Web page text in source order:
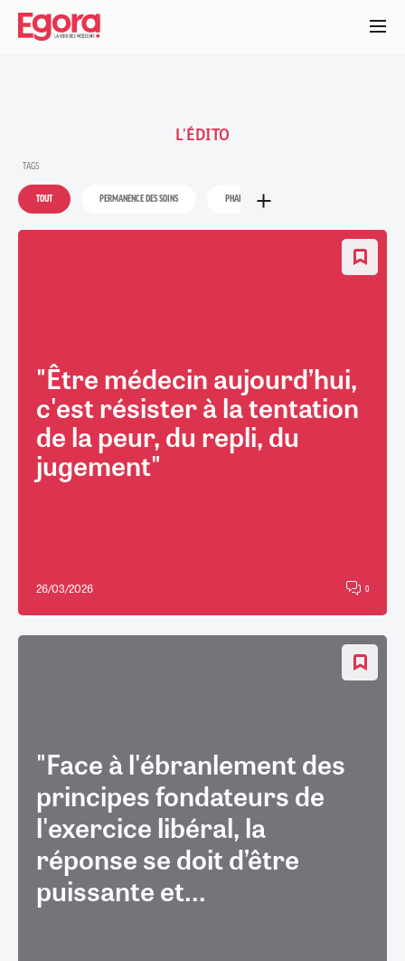
Aller
contenu
L'ÉDITO
TAGS
TOUT PERMANENCE DES SOINS PHARMACIENS
"Être médecin aujourd’hui,
c'est résister à la tentation
de la peur, du repli, du
jugement"
26/03/2026 0
"Face à l'ébranlement des
principes fondateurs de
l'exercice libéral, la
réponse se doit d’être
puissante et...